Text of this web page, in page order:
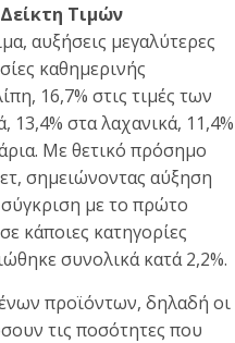
Τιμών
αυξήσεις μεγαλύτερες
καθημερινής
16,7% στις τιμές των
13,4% στα λαχανικά, 11,4%
Με θετικό πρόσημο
σημειώνοντας αύξηση
με το πρώτο
κάποιες κατηγορίες
συνολικά κατά 2,2%.
προϊόντων, δηλαδή οι
τις ποσότητες που